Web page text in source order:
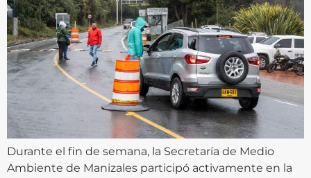
Durante el fin de semana, la Secretaría de Medio
Ambiente de Manizales participó activamente en la